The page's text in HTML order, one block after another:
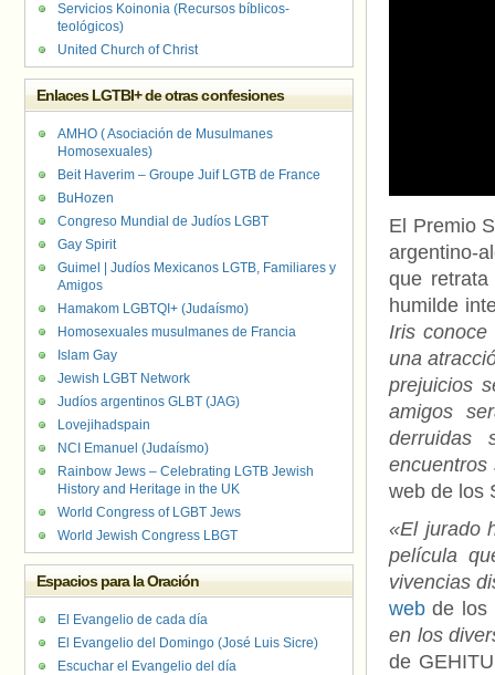
El Premio
argentino-
que
humilde
Iris conoce
una
prejuicios
amigos
derruidas
web de los
«El jurado
película
vivencias
web de los
en los
de
Servicios Koinonia (Recursos bíblicos-
teológicos)
United Church of Christ
Enlaces LGTBI+ de otras confesiones
AMHO ( Asociación de Musulmanes
Homosexuales)
Beit Haverim – Groupe Juif LGTB de France
BuHozen
Congreso Mundial de Judíos LGBT
Gay Spirit
Guimel | Judíos Mexicanos LGTB, Familiares y
Amigos
Hamakom LGBTQI+ (Judaísmo)
Homosexuales musulmanes de Francia
Islam Gay
Jewish LGBT Network
Judíos argentinos GLBT (JAG)
Lovejihadspain
NCI Emanuel (Judaísmo)
Rainbow Jews – Celebrating LGTB Jewish
History and Heritage in the UK
World Congress of LGBT Jews
World Jewish Congress LBGT
Espacios para la Oración
El Evangelio de cada día
El Evangelio del Domingo (José Luis Sicre)
Escuchar el Evangelio del día